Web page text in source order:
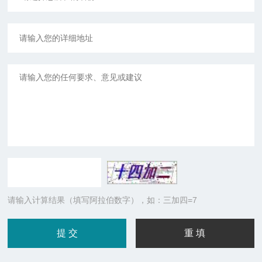
请输入计算结果（填写阿拉伯数字），如：三加四=7